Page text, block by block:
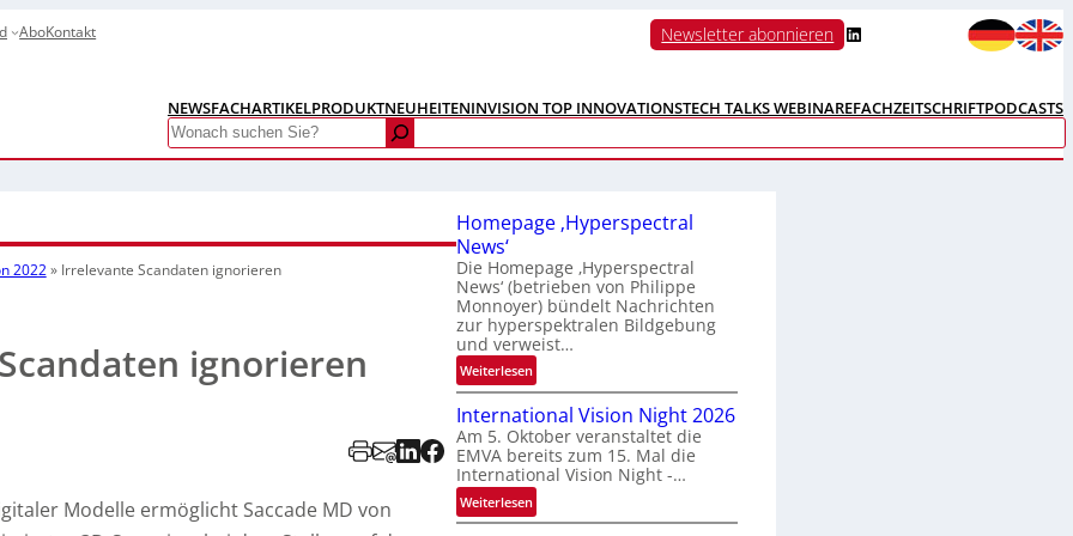
AboKontakt Newsletter abonnieren LinkedIn
NEWSFACHARTIKELPRODUKTNEUHEITENINVISION TOP INNOVATIONSTECH TALKS WEBINAREFACHZEITSCHRIFTPODCASTS
Search
2022» Irrelevante Scandaten ignorieren
ignorieren
Modelle ermöglicht Saccade MD von
Homepage ‚Hyperspectral
News‘
Die Homepage ‚Hyperspectral
News‘ (betrieben von Philippe
Monnoyer) bündelt Nachrichten
zur hyperspektralen Bildgebung
und verweist…
Weiterlesen:
H
o
m
e
p
a
g
International Vision Night 2026
Am 5. Oktober veranstaltet die
EMVA bereits zum 15. Mal die
International Vision Night -…
Weiterlesen:
I